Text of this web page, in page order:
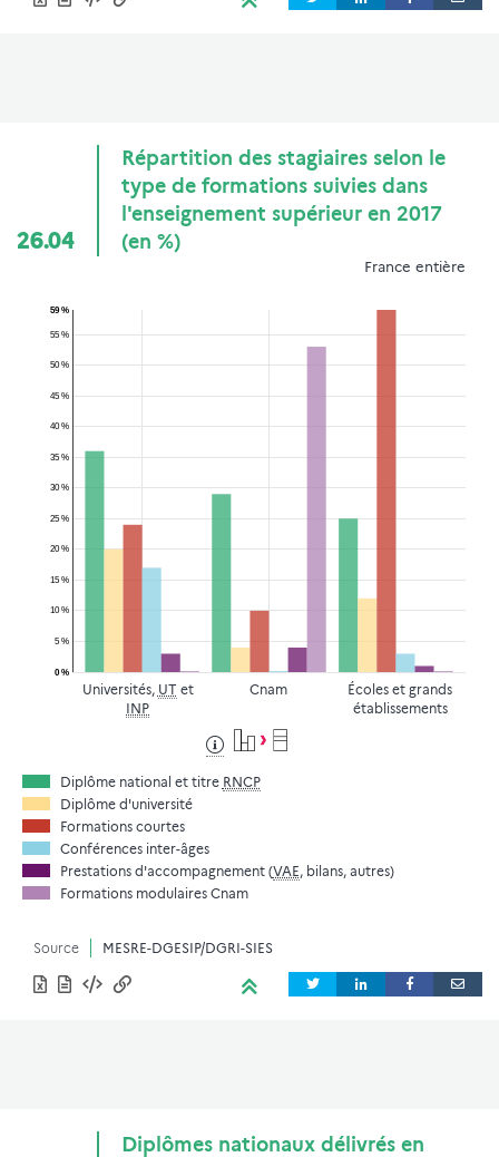
26.04
Répartition des stagiaires selon le
type de formations suivies dans
l'enseignement supérieur en 2017
(en %)
France entière
5 %
10 %
15 %
20 %
25 %
30 %
35 %
40 %
45 %
50 %
55 %
0 %
59 %
Universités, UT et
INP
Cnam
Écoles et grands
établissements
Diplôme national et titre RNCP
Diplôme d'université
Formations courtes
Conférences inter-âges
Prestations d'accompagnement (VAE, bilans, autres)
Formations modulaires Cnam
Source MESRE-DGESIP/DGRI-SIES
Diplômes nationaux délivrés en